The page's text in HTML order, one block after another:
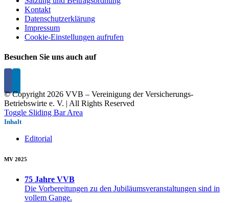
Kontakt
Datenschutzerklärung
Impressum
Cookie-Einstellungen aufrufen
Besuchen Sie uns auch auf
© Copyright 2026 VVB – Vereinigung der Versicherungs-
Betriebswirte e. V. | All Rights Reserved
Toggle Sliding Bar Area
Inhalt
Editorial
MV 2025
75 Jahre VVB
Die Vorbereitungen zu den Jubiläumsveranstaltungen sind in
vollem Gange.